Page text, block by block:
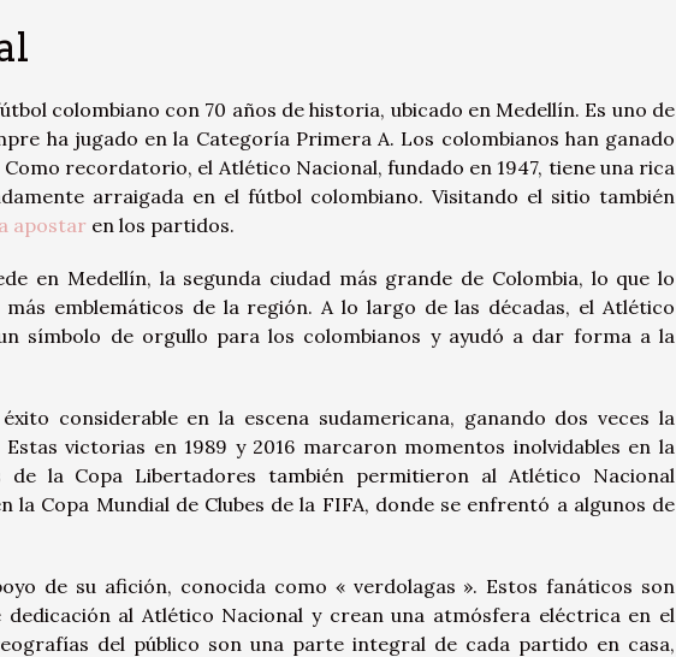
colombiano con 70 años de historia, ubicado en Medellín. Es uno de
ha jugado en la Categoría Primera A. Los colombianos han ganado
recordatorio, el Atlético Nacional, fundado en 1947, tiene una rica
arraigada en el fútbol colombiano. Visitando el sitio también
apostar en los partidos.
en Medellín, la segunda ciudad más grande de Colombia, lo que lo
emblemáticos de la región. A lo largo de las décadas, el Atlético
símbolo de orgullo para los colombianos y ayudó a dar forma a la
considerable en la escena sudamericana, ganando dos veces la
victorias en 1989 y 2016 marcaron momentos inolvidables en la
la Copa Libertadores también permitieron al Atlético Nacional
la Copa Mundial de Clubes de la FIFA, donde se enfrentó a algunos de
de su afición, conocida como « verdolagas ». Estos fanáticos son
al Atlético Nacional y crean una atmósfera eléctrica en el
del público son una parte integral de cada partido en casa,